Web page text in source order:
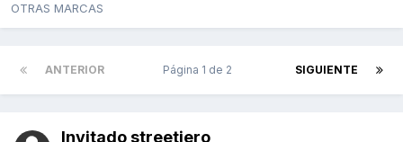
OTRAS MARCAS
ANTERIOR SIGUIENTE
Página 1 de 2
Invitado streetjero